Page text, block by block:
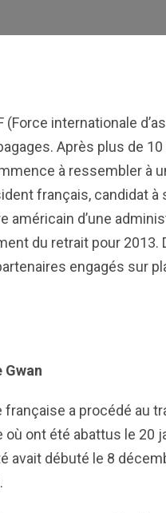
(Force internationale
Après plus de
à ressembler à
français, candidat
américain d’une
du retrait pour
engagés sur
Gwan
française a procédé au
où ont été abattus le
avait débuté le 8